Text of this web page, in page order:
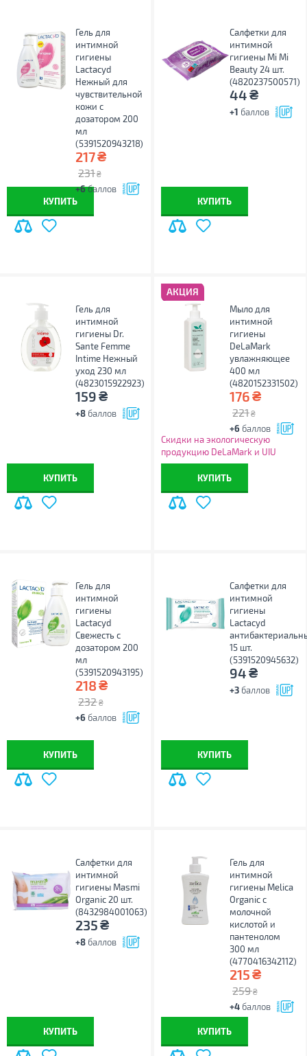
Гель для
интимной
гигиены
Lactacyd
Нежный для
чувствительной
кожи с
дозатором 200
мл
(5391520943218)
217₴
231 ₴
+6баллов
КУПИТЬ
Салфетки для
интимной
гигиены Mi Mi
Beauty 24 шт.
(4820237500571)
44₴
+1 баллов
КУПИТЬ
Гель для
интимной
гигиены Dr.
Sante Femme
Intime Нежный
уход 230 мл
(4823015922923)
159₴
+8 баллов
КУПИТЬ
АКЦИЯ
Мыло для
интимной
гигиены
DeLaMark
увлажняющее
400 мл
(4820152331502)
176₴
221 ₴
+6 баллов
Скидки на экологическую
продукцию DeLaMark и UIU
КУПИТЬ
Гель для
интимной
гигиены
Lactacyd
Свежесть с
дозатором 200
мл
(5391520943195)
218₴
232 ₴
+6 баллов
КУПИТЬ
Салфетки для
интимной
гигиены
Lactacyd
15 шт.
(5391520945632)
94₴
+3 баллов
КУПИТЬ
Салфетки для
интимной
гигиены Masmi
Organic 20 шт.
(8432984001063)
235₴
+8 баллов
КУПИТЬ
Гель для
интимной
гигиены Melica
Organic с
молочной
кислотой и
пантенолом
300 мл
(4770416342112)
215₴
259 ₴
+4 баллов
КУПИТЬ